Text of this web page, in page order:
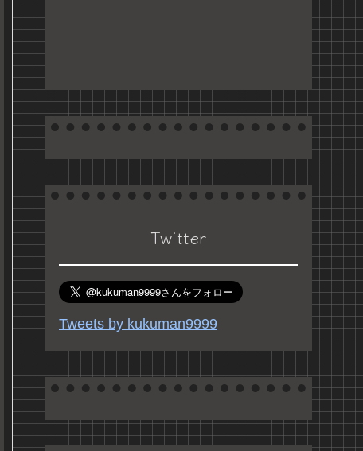
Twitter
Tweets by kukuman9999